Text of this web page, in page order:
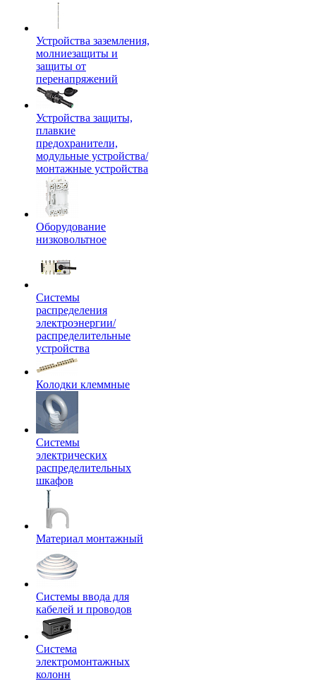
Устройства заземления,
молниезащиты и
защиты от
перенапряжений
Устройства защиты,
плавкие
предохранители,
модульные устройства/
монтажные устройства
Оборудование
низковольтное
Системы
распределения
электроэнергии/
распределительные
устройства
Колодки клеммные
Системы
электрических
распределительных
шкафов
Материал монтажный
Системы ввода для
кабелей и проводов
Система
электромонтажных
колонн